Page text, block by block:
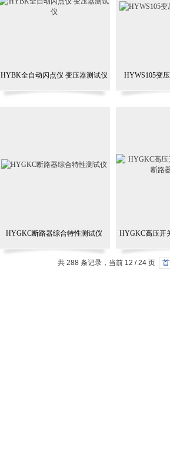
HYBK全自动闪点仪 变压器测试仪 HYWS105变
HYGKC断路器综合特性测试仪 HYGKC高压开
共 288 条记录，当前 12 / 24 页